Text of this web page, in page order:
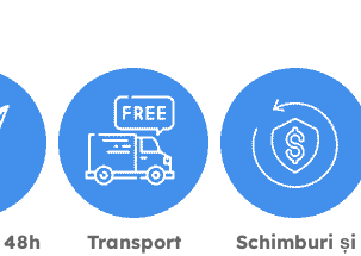
Transport
Schimburi și